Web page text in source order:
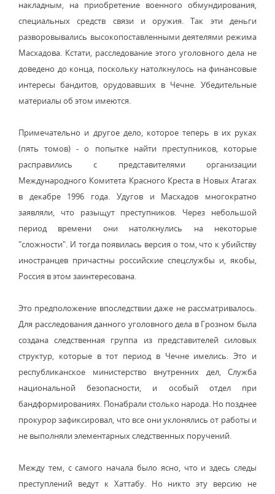
накладным, на приобретение военного обмундирования,
специальных средств связи и оружия. Так эти деньги
разворовывались высокопоставленными деятелями режима
Масхадова. Кстати, расследование этого уголовного дела не
доведено до конца, поскольку натолкнулось на финансовые
интересы бандитов, орудовавших в Чечне. Убедительные
материалы об этом имеются.
Примечательно и другое дело, которое теперь в их руках
(пять томов) - о попытке найти преступников, которые
расправились с представителями организации
Международного Комитета Красного Креста в Новых Атагах
в декабре 1996 года. Удугов и Масхадов многократно
заявляли, что разыщут преступников. Через небольшой
период времени они натолкнулись на некоторые
"сложности". И тогда появилась версия о том, что к убийству
иностранцев причастны российские спецслужбы и, якобы,
Россия в этом заинтересована.
Это предположение впоследствии даже не рассматривалось.
Для расследования данного уголовного дела в Грозном была
создана следственная группа из представителей силовых
структур, которые в тот период в Чечне имелись. Это и
республиканское министерство внутренних дел, Служба
национальной безопасности, и особый отдел при
бандформированиях. Понабрали столько народа. Но позднее
прокурор зафиксировал, что все они уклонялись от работы и
не выполняли элементарных следственных поручений.
Между тем, с самого начала было ясно, что и здесь следы
преступлений ведут к Хаттабу. Но никто эту версию не